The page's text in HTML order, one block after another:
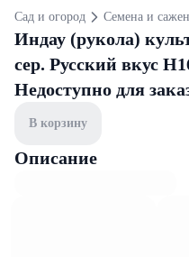
Сад и огород Семена и
Индау (рукола)
сер. Русский вкус
Недоступно для
В корзину
Описание